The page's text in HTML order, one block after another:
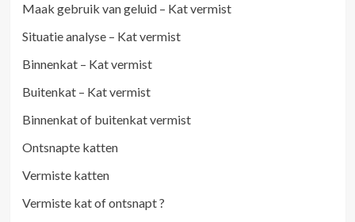
Maak gebruik van geluid – Kat vermist
Situatie analyse – Kat vermist
Binnenkat – Kat vermist
Buitenkat – Kat vermist
Binnenkat of buitenkat vermist
Ontsnapte katten
Vermiste katten
Vermiste kat of ontsnapt ?